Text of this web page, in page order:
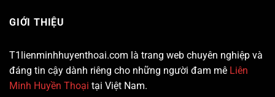
GIỚI THIỆU
T1lienminhhuyenthoai.com là trang web chuyên nghiệp và
đáng tin cậy dành riêng cho những người đam mê Liên
Minh Huyền Thoại tại Việt Nam.